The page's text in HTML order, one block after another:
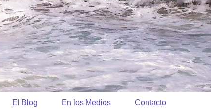
El Blog En los Medios Contacto